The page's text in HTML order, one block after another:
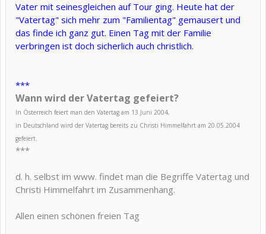
Vater mit seinesgleichen auf Tour ging. Heute hat der
"Vatertag" sich mehr zum "Familientag" gemausert und
das finde ich ganz gut. Einen Tag mit der Familie
verbringen ist doch sicherlich auch christlich.
***
Wann wird der Vatertag gefeiert?
In Österreich feiert man den Vatertag am 13.Juni 2004,
in Deutschland wird der Vatertag bereits zu Christi Himmelfahrt am 20.05.2004
gefeiert.
***
d. h. selbst im www. findet man die Begriffe Vatertag und
Christi Himmelfahrt im Zusammenhang.
Allen einen schönen freien Tag